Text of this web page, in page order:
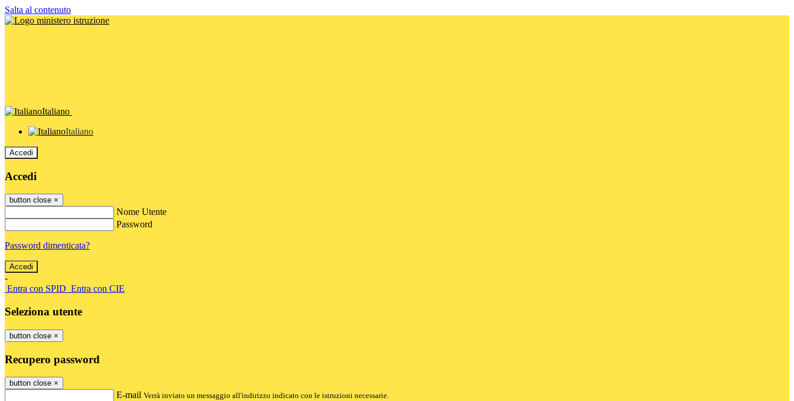
Salta al contenuto
Italiano
Italiano
Accedi
Accedi
button close ×
Nome Utente
Password
Password dimenticata?
-
Entra con SPID Entra con CIE
Seleziona utente
button close ×
Recupero password
button close ×
E-mail Verrà inviato un messaggio all'indirizzo indicato con le istruzioni necessarie.